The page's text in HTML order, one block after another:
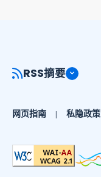
RSS摘要
网页指南 私隐政策